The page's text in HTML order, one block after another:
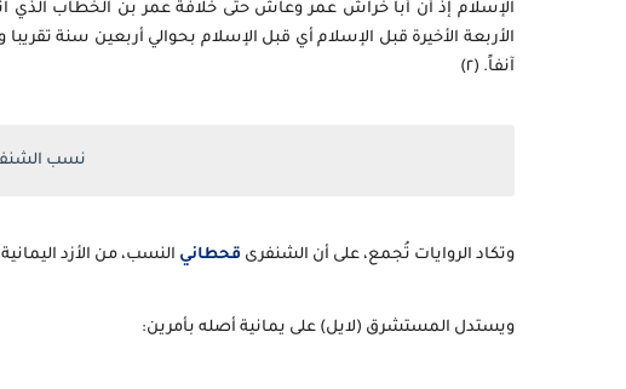
الأربعة الأخيرة قبل الإسلام أي قبل الإسلام بحوالي أربعين سنة
آنفاً. (٢)
نسب
وتكاد الروايات تُجمع، على أن الشنفرى قحطاني النسب، من الأزد
ويستدل المستشرق (لايل) على يمانية أصله بأمرين: